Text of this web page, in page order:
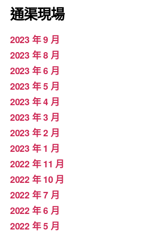
通渠現場
2023 年 9 月
2023 年 8 月
2023 年 6 月
2023 年 5 月
2023 年 4 月
2023 年 3 月
2023 年 2 月
2023 年 1 月
2022 年 11 月
2022 年 10 月
2022 年 7 月
2022 年 6 月
2022 年 5 月